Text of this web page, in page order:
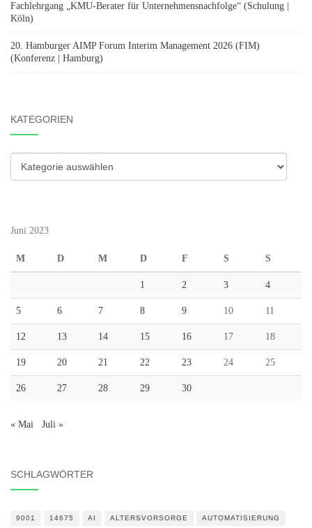
Fachlehrgang „KMU-Berater für Unternehmensnachfolge“ (Schulung |
Köln)
20. Hamburger AIMP Forum Interim Management 2026 (FIM)
(Konferenz | Hamburg)
KATEGORIEN
Kategorien
Juni 2023
M D M D F S S
1 2 3 4
5 6 7 8 9 10 11
12 13 14 15 16 17 18
19 20 21 22 23 24 25
26 27 28 29 30
« Mai Juli »
SCHLAGWÖRTER
9001 14675 AI ALTERSVORSORGE AUTOMATISIERUNG